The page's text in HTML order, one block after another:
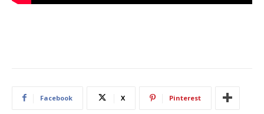
Facebook X Pinterest